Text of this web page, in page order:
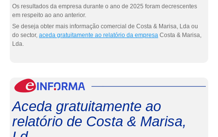
Os resultados da empresa durante o ano de 2025 foram decrescentes
em respeito ao ano anterior.
Se deseja obter mais informação comercial de Costa & Marisa, Lda ou
do sector, aceda gratuitamente ao relatório da empresa Costa & Marisa,
Lda.
Aceda gratuitamente ao
relatório de Costa & Marisa,